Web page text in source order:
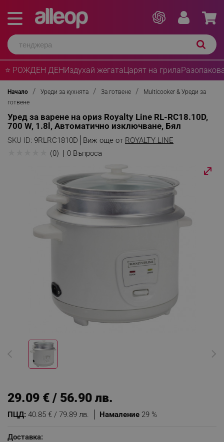
⭐ РОЖДЕН ДЕНИздухай жегатаЦарят на грила
Начало Уреди за кухнята За готвене
Multicooker & Уреди за
готвене
Уред за варене на ориз Royalty Line RL-RC18.10D,
700 W, 1.8l, Автоматично изключване, Бял
SKU ID: 9RLRC1810D Виж още от ROYALTY LINE
(0) 0 Въпроса
Намаление 29 %
ПЦД: 40.85 € / 79.89 лв.
29.09 € / 56.90 лв.
Доставка: